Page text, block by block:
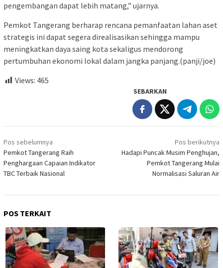
pengembangan dapat lebih matang,” ujarnya.
Pemkot Tangerang berharap rencana pemanfaatan lahan aset
strategis ini dapat segera direalisasikan sehingga mampu
meningkatkan daya saing kota sekaligus mendorong
pertumbuhan ekonomi lokal dalam jangka panjang.(panji/joe)
Views: 465
SEBARKAN
Navigasi
pos
Pos sebelumnya
Pemkot Tangerang Raih
Penghargaan Capaian Indikator
TBC Terbaik Nasional
Pos berikutnya
Hadapi Puncak Musim Penghujan,
Pemkot Tangerang Mulai
Normalisasi Saluran Air
POS TERKAIT